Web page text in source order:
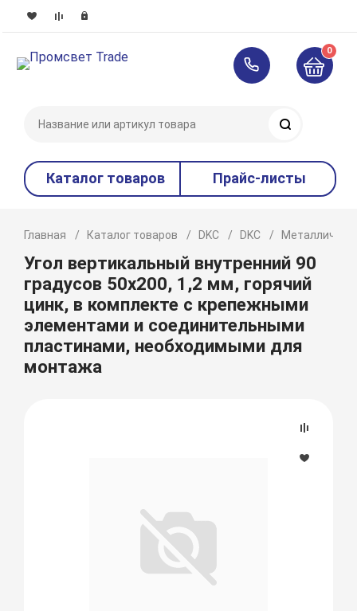
0
Каталог товаров Прайс-листы
Главная Каталог товаров DKC DKC
Угол вертикальный внутренний 90
градусов 50х200, 1,2 мм, горячий
цинк, в комплекте с крепежными
элементами и соединительными
пластинами, необходимыми для
монтажа